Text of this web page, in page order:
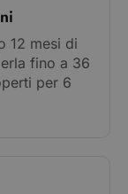
12 mesi di
fino a 36
per 6